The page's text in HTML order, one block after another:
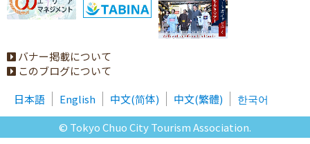
バナー掲載について
このブログについて
日本語
English 中文(简体) 中文(繁體)
한국어
© Tokyo Chuo City Tourism Association.